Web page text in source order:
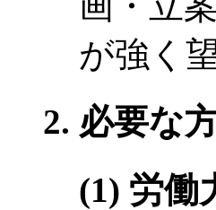
が強く
必要な
(1) 労働